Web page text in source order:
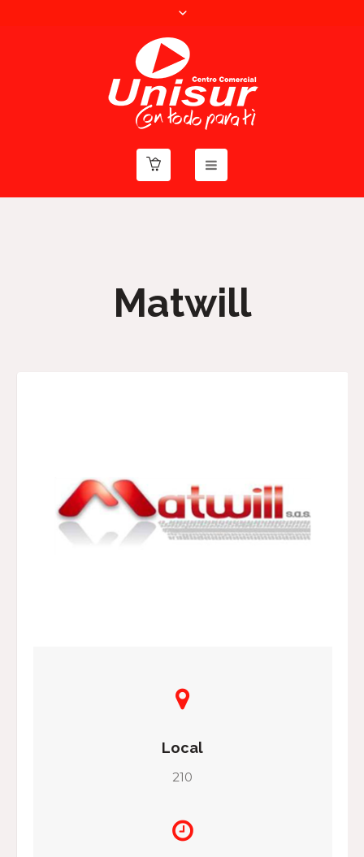
Matwill
Local
210